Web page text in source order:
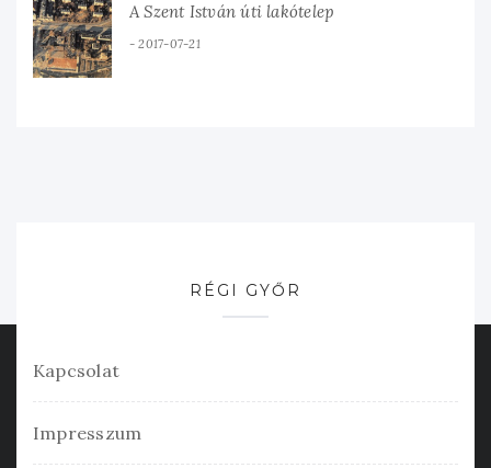
A Szent István úti lakótelep
2017-07-21
RÉGI GYŐR
Kapcsolat
Impresszum